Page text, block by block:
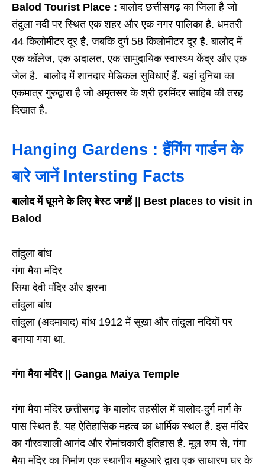
Balod Tourist Place : बालोद छत्तीसगढ़ का जिला है जो
तंदुला नदी पर स्थित एक शहर और एक नगर पालिका है. धमतरी
44 किलोमीटर दूर है, जबकि दुर्ग 58 किलोमीटर दूर है. बालोद में
एक कॉलेज, एक अदालत, एक सामुदायिक स्वास्थ्य केंद्र और एक
जेल है. बालोद में शानदार मेडिकल सुविधाएं हैं. यहां दुनिया का
एकमात्र गुरुद्वारा है जो अमृतसर के श्री हरमिंदर साहिब की तरह
दिखात है.
Hanging Gardens : हैंगिंग गार्डन के
बारे जानें Intersting Facts
बालोद में घूमने के लिए बेस्ट जगहें || Best places to visit in
Balod
तांदुला बांध
गंगा मैया मंदिर
सिया देवी मंदिर और झरना
तांदुला बांध
तांदुला (अदमाबाद) बांध 1912 में सूखा और तांदुला नदियों पर
बनाया गया था.
गंगा मैया मंदिर || Ganga Maiya Temple
गंगा मैया मंदिर छत्तीसगढ़ के बालोद तहसील में बालोद-दुर्ग मार्ग के
पास स्थित है. यह ऐतिहासिक महत्व का धार्मिक स्थल है. इस मंदिर
का गौरवशाली आनंद और रोमांचकारी इतिहास है. मूल रूप से, गंगा
मैया मंदिर का निर्माण एक स्थानीय मछुआरे द्वारा एक साधारण घर के